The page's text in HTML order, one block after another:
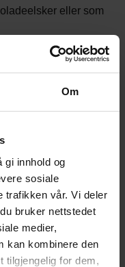
Om
gi innhold og
sosiale
trafikken vår. Vi deler
bruker nettstedet
medier,
kan kombinere den
tilgjengelig for dem,
eller som